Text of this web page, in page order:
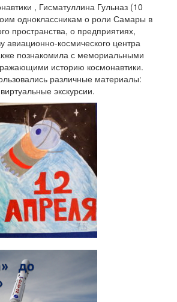
, Гисматуллина Гульназ (10
одноклассникам о роли Самары в
пространства, о предприятиях,
авиационно-космического центра
познакомила с мемориальными
историю космонавтики.
различные материалы:
экскурсии.